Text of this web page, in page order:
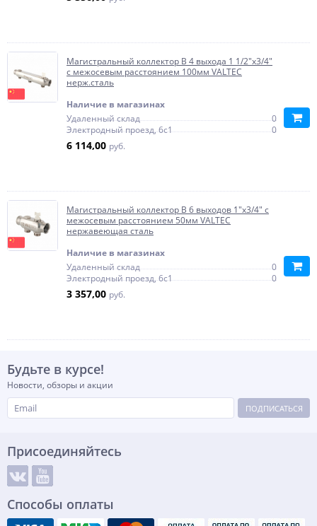
Магистральный коллектор В 4 выхода 1 1/2"х3/4"
с межосевым расстоянием 100мм VALTEC
нерж.сталь
Наличие в магазинах
Удаленный склад
0
Электродный проезд, 6с1
0
6 114,00 руб.
Магистральный коллектор В 6 выходов 1"х3/4" с
межосевым расстоянием 50мм VALTEC
нержавеющая сталь
Наличие в магазинах
Удаленный склад
0
Электродный проезд, 6с1
0
3 357,00 руб.
Будьте в курсе!
Новости, обзоры и акции
ПОДПИСАТЬСЯ
Присоединяйтесь
Способы оплаты